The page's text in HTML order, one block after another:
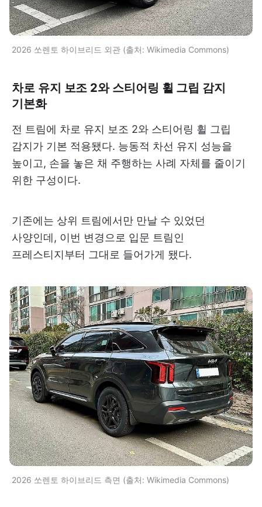
2026 쏘렌토 하이브리드 외관 (출처: Wikimedia Commons)
차로 유지 보조 2와 스티어링 휠 그립 감지
기본화
전 트림에 차로 유지 보조 2와 스티어링 휠 그립
감지가 기본 적용됐다. 능동적 차선 유지 성능을
높이고, 손을 놓은 채 주행하는 사례 자체를 줄이기
위한 구성이다.
기존에는 상위 트림에서만 만날 수 있었던
사양인데, 이번 변경으로 입문 트림인
프레스티지부터 그대로 들어가게 됐다.
2026 쏘렌토 하이브리드 측면 (출처: Wikimedia Commons)